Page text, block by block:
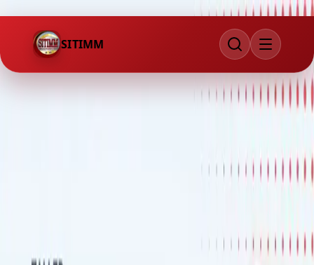
SITIMM
コース、ワークショップ、総会、特別イベントについて情報を
入手してください。教育と参加を通じて労働組合コミュニティ